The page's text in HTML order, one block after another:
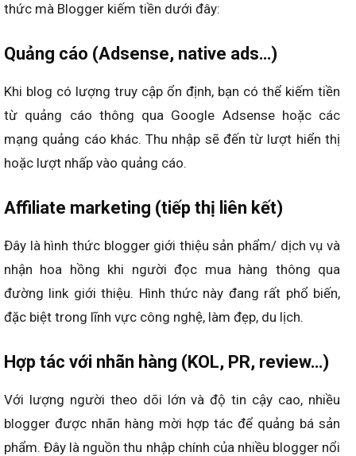
thức mà Blogger kiếm tiền dưới đây:
Quảng cáo (Adsense, native ads…)
Khi blog có lượng truy cập ổn định, bạn có thể kiếm tiền
từ quảng cáo thông qua Google Adsense hoặc các
mạng quảng cáo khác. Thu nhập sẽ đến từ lượt hiển thị
hoặc lượt nhấp vào quảng cáo.
Affiliate marketing (tiếp thị liên kết)
Đây là hình thức blogger giới thiệu sản phẩm/ dịch vụ và
nhận hoa hồng khi người đọc mua hàng thông qua
đường link giới thiệu. Hình thức này đang rất phổ biến,
đặc biệt trong lĩnh vực công nghệ, làm đẹp, du lịch.
Hợp tác với nhãn hàng (KOL, PR, review…)
Với lượng người theo dõi lớn và độ tin cậy cao, nhiều
blogger được nhãn hàng mời hợp tác để quảng bá sản
phẩm. Đây là nguồn thu nhập chính của nhiều blogger nổi